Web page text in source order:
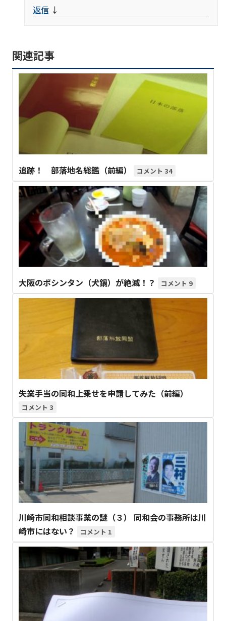
返信 ↓
関連記事
追跡！ 部落地名総鑑（前編） 34
大阪のポシンタン（犬鍋）が絶滅！？ 9
失業手当の同和上乗せを申請してみた（前編）
3
川崎市同和相談事業の謎（３） 同和会の事務所は川
崎市にはない？
1